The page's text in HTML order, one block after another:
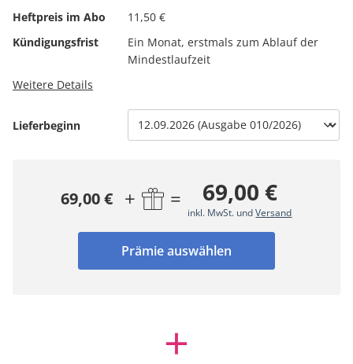
Heftpreis im Abo
11,50 €
Kündigungsfrist
Ein Monat, erstmals zum Ablauf der
Mindestlaufzeit
Weitere Details
Lieferbeginn
69,00 € + = 69,00 €
inkl. MwSt. undVersand
Prämie auswählen